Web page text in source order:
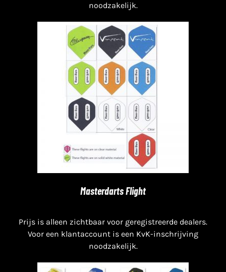
noodzakelijk.
Masterdarts Flight
Prijs is alleen zichtbaar voor geregistreerde dealers.
Voor een klantaccount is een KvK-inschrijving
noodzakelijk.